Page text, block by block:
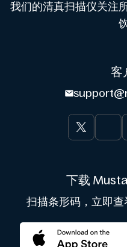
我们的清真扫描仪关注
客
下载
扫描条形码，立即查